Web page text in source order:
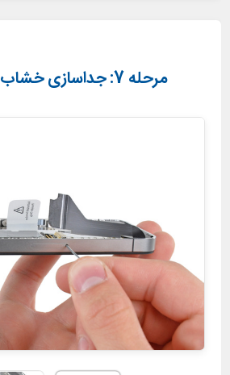
مرحله 7: جداسازی خشاب سیم کارت